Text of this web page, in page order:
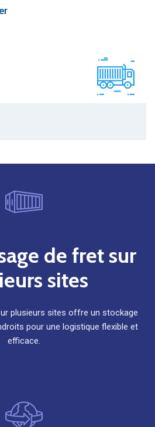
de fret sur
sites
plusieurs sites offre un stockage
pour une logistique flexible et
efficace.